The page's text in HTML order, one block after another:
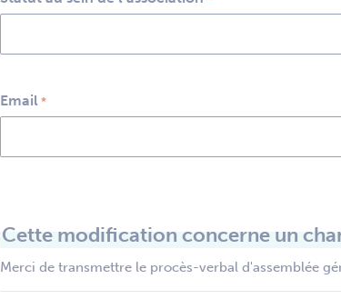
Email *
Cette modification concerne un
Merci de transmettre le procès-verbal d'assemblée